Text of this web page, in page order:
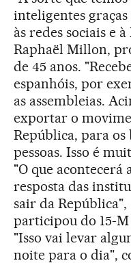
inteligentes
às redes sociais e
Raphaël Millon,
de 45 anos.
espanhóis, por
as assembleias.
exportar o
República, para
pessoas. Isso é
"O que acontecerá
resposta das
sair da
participou do 15-M
"Isso vai levar
noite para o dia",